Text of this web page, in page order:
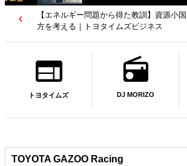
【若者たちへ】岡田武史さんが“特別授業
｜サッカー日本代表元監督｜トヨタイムズ
トヨタイムズ DJ MORIZO
TOYOTA GAZOO Racing